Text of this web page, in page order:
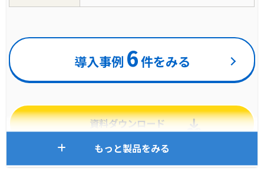
導入事例 6件をみる
資料ダウンロード
もっと製品をみる